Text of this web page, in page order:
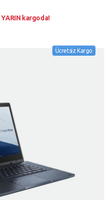
YARIN kargoda!
Ücretsiz Kargo